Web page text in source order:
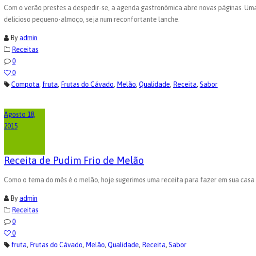
Com o verão prestes a despedir-se, a agenda gastronómica abre novas páginas.
delicioso pequeno-almoço, seja num reconfortante lanche.
Byadmin
Receitas
0
0
Compota, fruta, Frutas do Cávado, Melão, Qualidade, Receita, Sabor
Agosto 18,
2015
Receita de Pudim Frio de Melão
Como o tema do mês é o melão, hoje sugerimos uma receita para fazer em sua
Byadmin
Receitas
0
0
fruta, Frutas do Cávado, Melão, Qualidade, Receita, Sabor